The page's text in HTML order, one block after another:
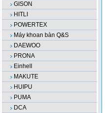
GISON
HITLI
POWERTEX
Máy khoan bàn Q&S
DAEWOO
PRONA
Einhell
MAKUTE
HUIPU
PUMA
DCA